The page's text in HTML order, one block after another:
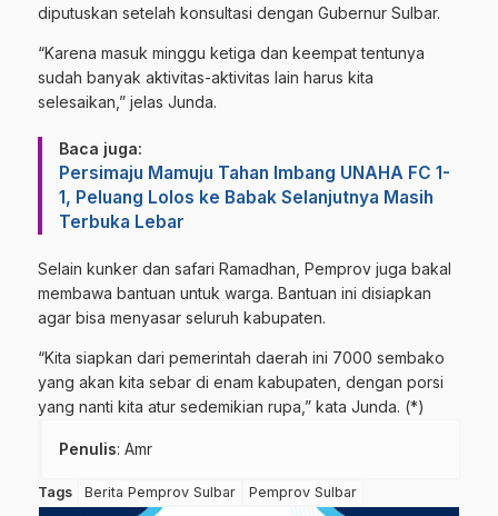
diputuskan setelah konsultasi dengan Gubernur Sulbar.
“Karena masuk minggu ketiga dan keempat tentunya
sudah banyak aktivitas-aktivitas lain harus kita
selesaikan,” jelas Junda.
Baca juga:
Persimaju Mamuju Tahan Imbang UNAHA FC 1-
1, Peluang Lolos ke Babak Selanjutnya Masih
Terbuka Lebar
Selain kunker dan safari Ramadhan, Pemprov juga bakal
membawa bantuan untuk warga. Bantuan ini disiapkan
agar bisa menyasar seluruh kabupaten.
“Kita siapkan dari pemerintah daerah ini 7000 sembako
yang akan kita sebar di enam kabupaten, dengan porsi
yang nanti kita atur sedemikian rupa,” kata Junda. (*)
Penulis: Amr
Tags Berita Pemprov Sulbar Pemprov Sulbar